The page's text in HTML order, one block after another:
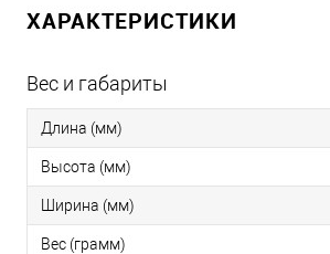
ХАРАКТЕРИСТИКИ
Вес и габариты
Длина (мм)
Высота (мм)
Ширина (мм)
Вес (грамм)